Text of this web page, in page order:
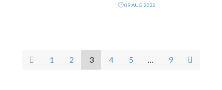
09 AUG 2022
1 2 3 4 5 … 9